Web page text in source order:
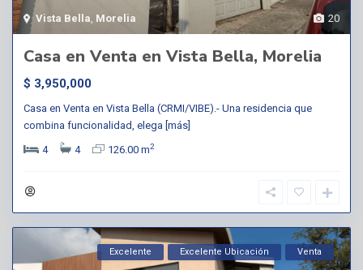
20
Vista Bella, Morelia
Casa en Venta en Vista Bella, Morelia
$ 3,950,000
Casa en Venta en Vista Bella (CRMI/VIBE).- Una residencia que
combina funcionalidad, elega [más]
4
4 126.00 m2
Excelente Excelente Ubicación Venta